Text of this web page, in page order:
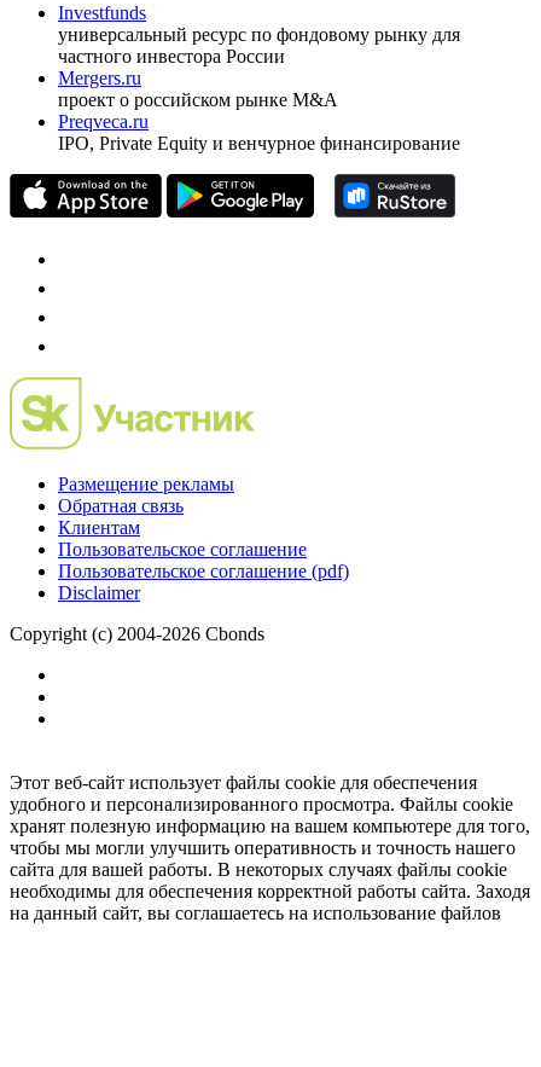
Investfunds
универсальный ресурс по фондовому рынку для
частного инвестора России
Mergers.ru
проект о российском рынке M&A
Preqveca.ru
IPO, Private Equity и венчурное финансирование
Размещение рекламы
Обратная связь
Клиентам
Пользовательское соглашение
Пользовательское соглашение (pdf)
Disclaimer
Copyright (c) 2004-2026 Cbonds
Этот веб-сайт использует файлы cookie для обеспечения
удобного и персонализированного просмотра. Файлы cookie
хранят полезную информацию на вашем компьютере для того,
чтобы мы могли улучшить оперативность и точность нашего
сайта для вашей работы. В некоторых случаях файлы cookie
необходимы для обеспечения корректной работы сайта. Заходя
на данный сайт, вы соглашаетесь на использование файлов